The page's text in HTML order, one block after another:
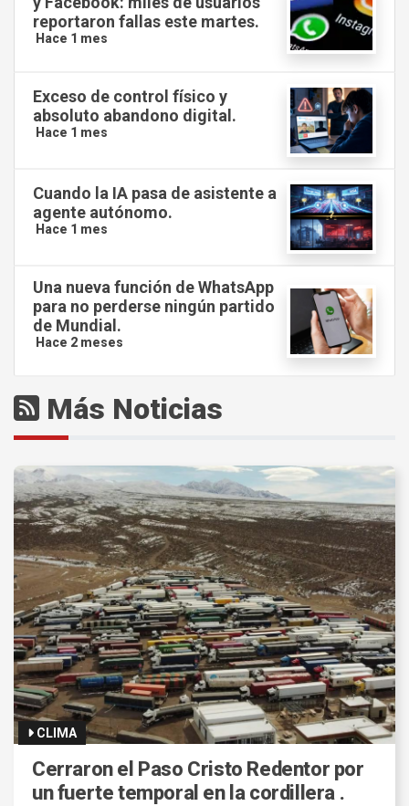
reportaron fallas este martes.
Hace 1 mes
Exceso de control físico y
absoluto abandono digital.
Hace 1 mes
Cuando la IA pasa de asistente a
agente autónomo.
Hace 1 mes
Una nueva función de WhatsApp
para no perderse ningún partido
de Mundial.
Hace 2 meses
Más Noticias
CLIMA
Cerraron el Paso Cristo Redentor por
un fuerte temporal en la cordillera .